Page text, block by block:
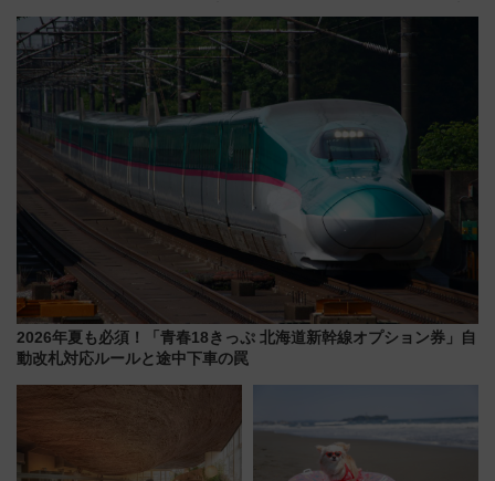
潟・長野・庄内へ
デコレーションも徹底解説
2026年夏も必須！「青春18きっぷ 北海道新幹線オプション券」自
動改札対応ルールと途中下車の罠